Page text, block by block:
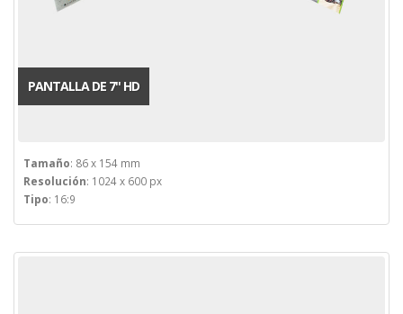
PANTALLA DE 7'' HD
Tamaño: 86 x 154 mm
Resolución: 1024 x 600 px
Tipo: 16:9